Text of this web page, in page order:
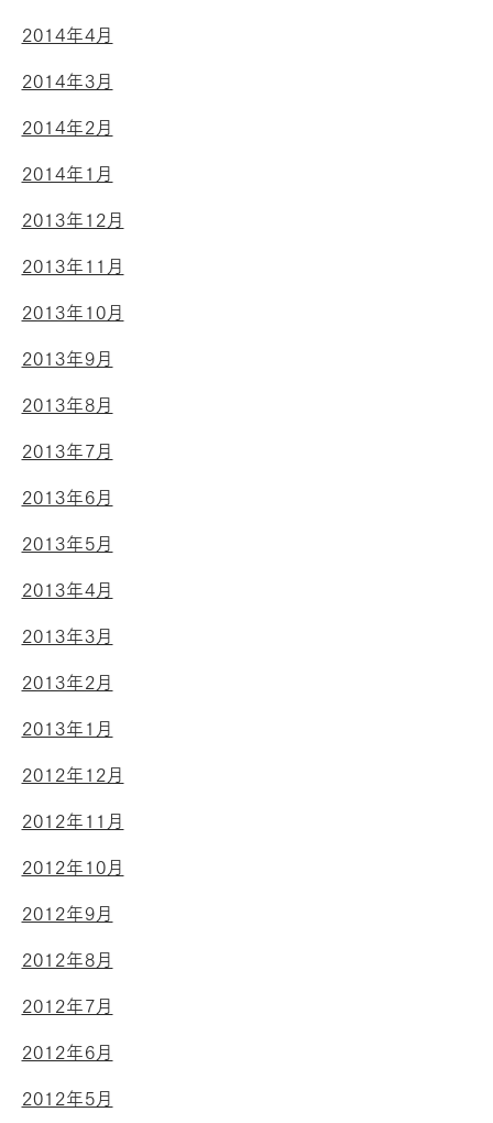
2014年4月
2014年3月
2014年2月
2014年1月
2013年12月
2013年11月
2013年10月
2013年9月
2013年8月
2013年7月
2013年6月
2013年5月
2013年4月
2013年3月
2013年2月
2013年1月
2012年12月
2012年11月
2012年10月
2012年9月
2012年8月
2012年7月
2012年6月
2012年5月